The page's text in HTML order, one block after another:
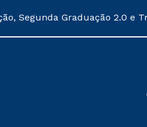
Segunda Graduação 2.0 e
conforme exposto no